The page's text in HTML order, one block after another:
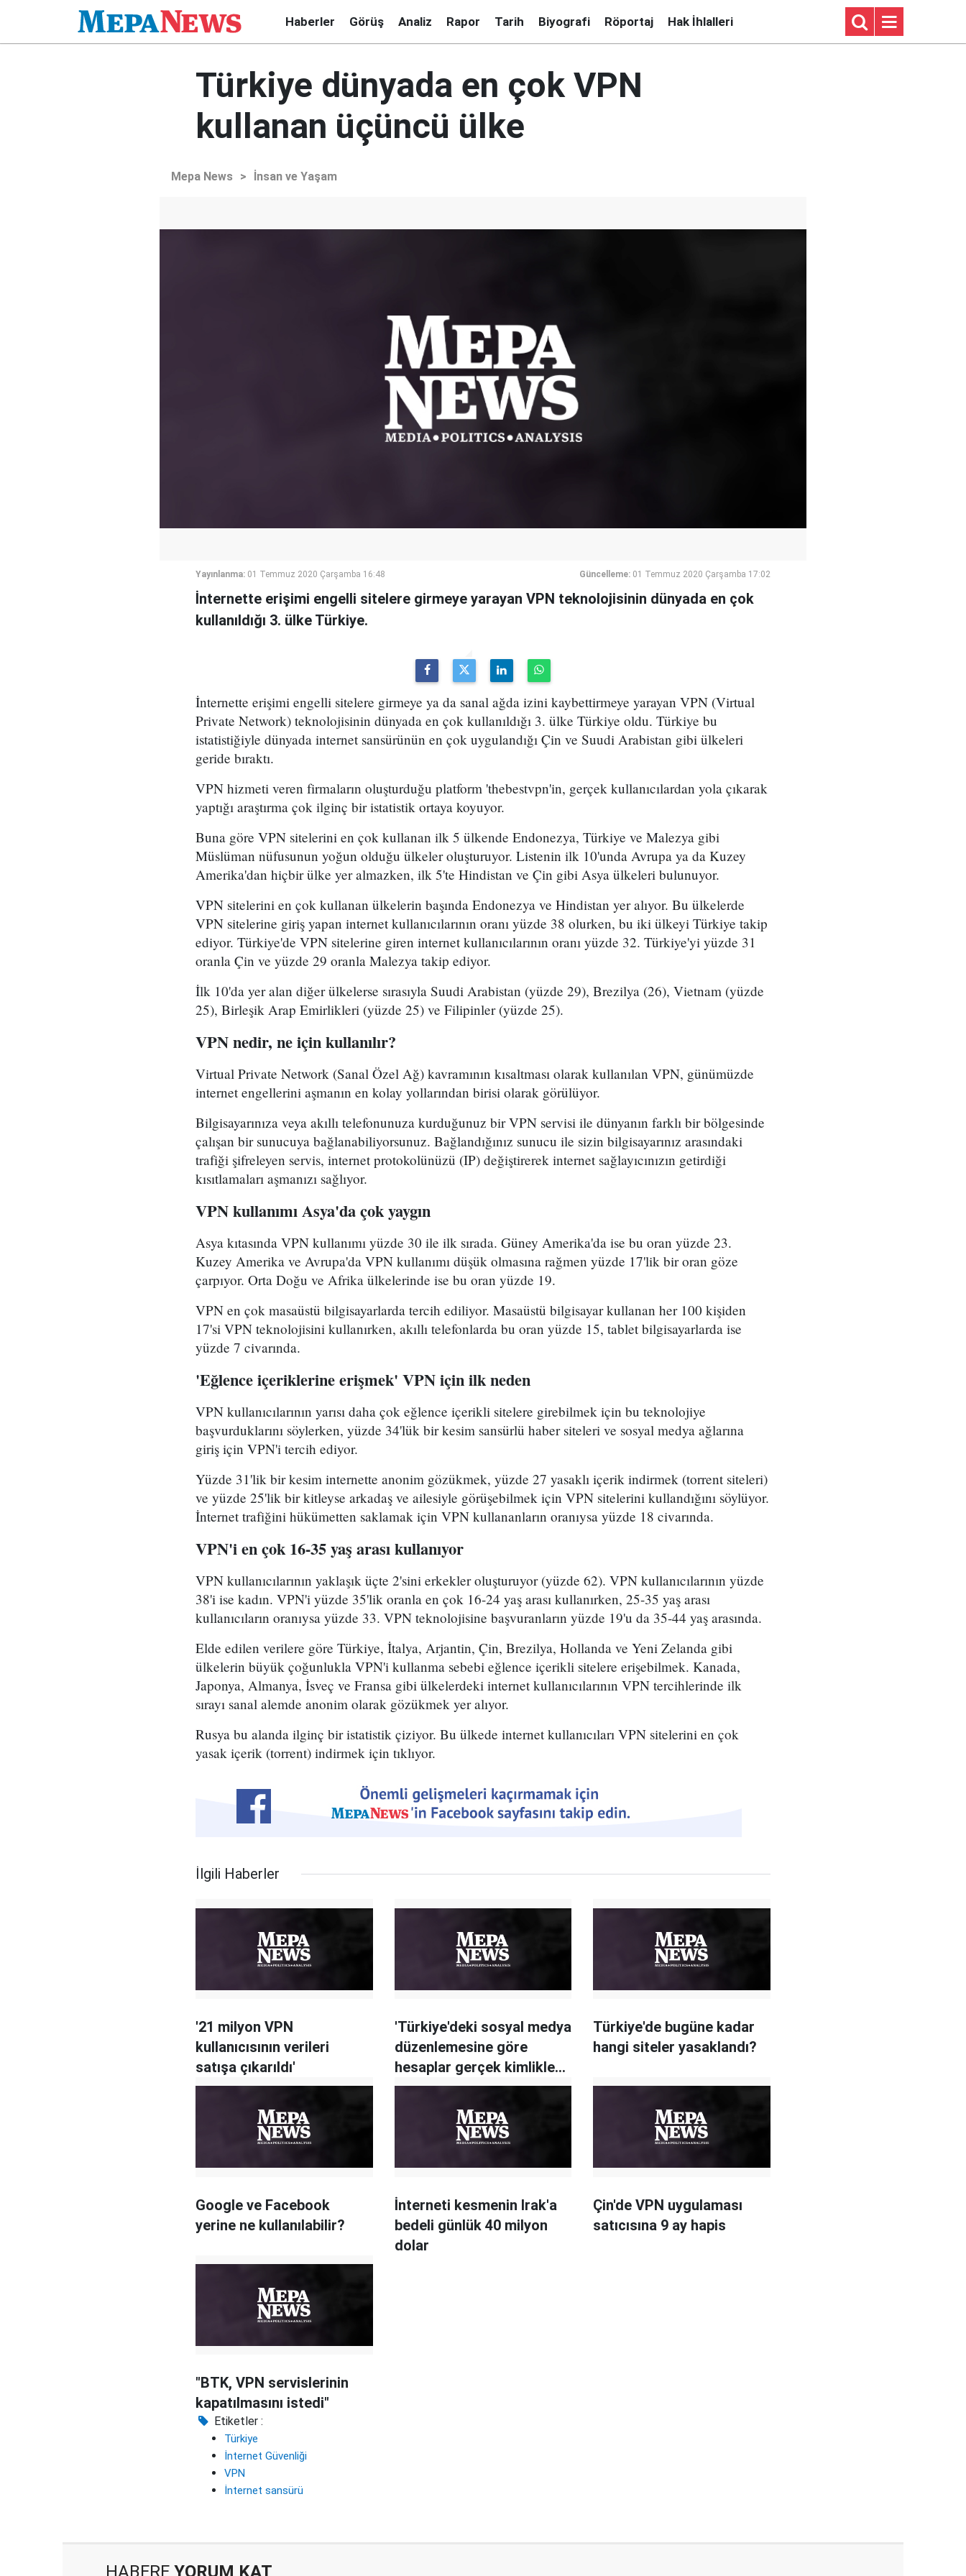
Haberler Görüş Analiz Rapor Tarih Biyografi Röportaj Hak İhlalleri
Türkiye dünyada en çok VPN
kullanan üçüncü ülke
Mepa News > İnsan ve Yaşam
Yayınlanma: 01 Temmuz 2020 Çarşamba 16:48 Güncelleme: 01 Temmuz 2020 Çarşamba 17:02
İnternette erişimi engelli sitelere girmeye yarayan VPN teknolojisinin dünyada en çok
kullanıldığı 3. ülke Türkiye.
İnternette erişimi engelli sitelere girmeye ya da sanal ağda izini kaybettirmeye yarayan VPN (Virtual
Private Network) teknolojisinin dünyada en çok kullanıldığı 3. ülke Türkiye oldu. Türkiye bu
istatistiğiyle dünyada internet sansürünün en çok uygulandığı Çin ve Suudi Arabistan gibi ülkeleri
geride bıraktı.
VPN hizmeti veren firmaların oluşturduğu platform 'thebestvpn'in, gerçek kullanıcılardan yola çıkarak
yaptığı araştırma çok ilginç bir istatistik ortaya koyuyor.
Buna göre VPN sitelerini en çok kullanan ilk 5 ülkende Endonezya, Türkiye ve Malezya gibi
Müslüman nüfusunun yoğun olduğu ülkeler oluşturuyor. Listenin ilk 10'unda Avrupa ya da Kuzey
Amerika'dan hiçbir ülke yer almazken, ilk 5'te Hindistan ve Çin gibi Asya ülkeleri bulunuyor.
VPN sitelerini en çok kullanan ülkelerin başında Endonezya ve Hindistan yer alıyor. Bu ülkelerde
VPN sitelerine giriş yapan internet kullanıcılarının oranı yüzde 38 olurken, bu iki ülkeyi Türkiye takip
ediyor. Türkiye'de VPN sitelerine giren internet kullanıcılarının oranı yüzde 32. Türkiye'yi yüzde 31
oranla Çin ve yüzde 29 oranla Malezya takip ediyor.
İlk 10'da yer alan diğer ülkelerse sırasıyla Suudi Arabistan (yüzde 29), Brezilya (26), Vietnam (yüzde
25), Birleşik Arap Emirlikleri (yüzde 25) ve Filipinler (yüzde 25).
VPN nedir, ne için kullanılır?
Virtual Private Network (Sanal Özel Ağ) kavramının kısaltması olarak kullanılan VPN, günümüzde
internet engellerini aşmanın en kolay yollarından birisi olarak görülüyor.
Bilgisayarınıza veya akıllı telefonunuza kurduğunuz bir VPN servisi ile dünyanın farklı bir bölgesinde
çalışan bir sunucuya bağlanabiliyorsunuz. Bağlandığınız sunucu ile sizin bilgisayarınız arasındaki
trafiği şifreleyen servis, internet protokolünüzü (IP) değiştirerek internet sağlayıcınızın getirdiği
kısıtlamaları aşmanızı sağlıyor.
VPN kullanımı Asya'da çok yaygın
Asya kıtasında VPN kullanımı yüzde 30 ile ilk sırada. Güney Amerika'da ise bu oran yüzde 23.
Kuzey Amerika ve Avrupa'da VPN kullanımı düşük olmasına rağmen yüzde 17'lik bir oran göze
çarpıyor. Orta Doğu ve Afrika ülkelerinde ise bu oran yüzde 19.
VPN en çok masaüstü bilgisayarlarda tercih ediliyor. Masaüstü bilgisayar kullanan her 100 kişiden
17'si VPN teknolojisini kullanırken, akıllı telefonlarda bu oran yüzde 15, tablet bilgisayarlarda ise
yüzde 7 civarında.
'Eğlence içeriklerine erişmek' VPN için ilk neden
VPN kullanıcılarının yarısı daha çok eğlence içerikli sitelere girebilmek için bu teknolojiye
başvurduklarını söylerken, yüzde 34'lük bir kesim sansürlü haber siteleri ve sosyal medya ağlarına
giriş için VPN'i tercih ediyor.
Yüzde 31'lik bir kesim internette anonim gözükmek, yüzde 27 yasaklı içerik indirmek (torrent siteleri)
ve yüzde 25'lik bir kitleyse arkadaş ve ailesiyle görüşebilmek için VPN sitelerini kullandığını söylüyor.
İnternet trafiğini hükümetten saklamak için VPN kullananların oranıysa yüzde 18 civarında.
VPN'i en çok 16-35 yaş arası kullanıyor
VPN kullanıcılarının yaklaşık üçte 2'sini erkekler oluşturuyor (yüzde 62). VPN kullanıcılarının yüzde
38'i ise kadın. VPN'i yüzde 35'lik oranla en çok 16-24 yaş arası kullanırken, 25-35 yaş arası
kullanıcıların oranıysa yüzde 33. VPN teknolojisine başvuranların yüzde 19'u da 35-44 yaş arasında.
Elde edilen verilere göre Türkiye, İtalya, Arjantin, Çin, Brezilya, Hollanda ve Yeni Zelanda gibi
ülkelerin büyük çoğunlukla VPN'i kullanma sebebi eğlence içerikli sitelere erişebilmek. Kanada,
Japonya, Almanya, İsveç ve Fransa gibi ülkelerdeki internet kullanıcılarının VPN tercihlerinde ilk
sırayı sanal alemde anonim olarak gözükmek yer alıyor.
Rusya bu alanda ilginç bir istatistik çiziyor. Bu ülkede internet kullanıcıları VPN sitelerini en çok
yasak içerik (torrent) indirmek için tıklıyor.
İlgili Haberler
'21 milyon VPN
kullanıcısının verileri
satışa çıkarıldı'
'Türkiye'deki sosyal medya
düzenlemesine göre
hesaplar gerçek kimlikle
açılacak'
Türkiye'de bugüne kadar
hangi siteler yasaklandı?
Google ve Facebook
yerine ne kullanılabilir?
İnterneti kesmenin Irak'a
bedeli günlük 40 milyon
dolar
Çin'de VPN uygulaması
satıcısına 9 ay hapis
"BTK, VPN servislerinin
kapatılmasını istedi"
Etiketler :
Türkiye
İnternet Güvenliği
VPN
İnternet sansürü